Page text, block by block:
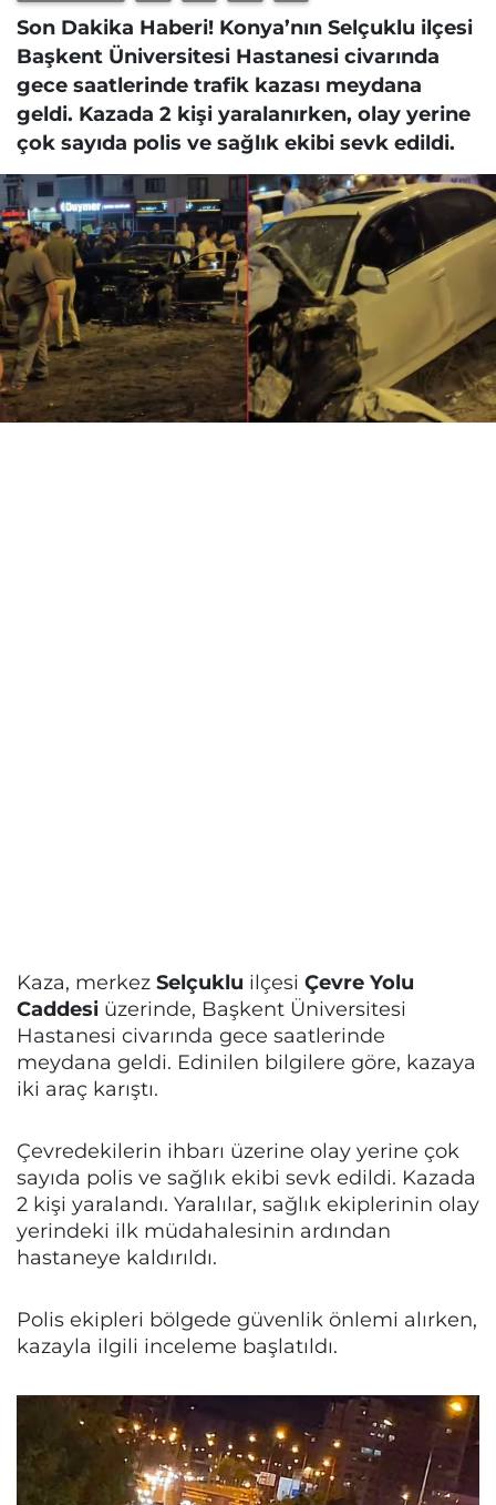
Son Dakika Haberi! Konya’nın Selçuklu ilçesi
Başkent Üniversitesi Hastanesi civarında
gece saatlerinde trafik kazası meydana
geldi. Kazada 2 kişi yaralanırken, olay yerine
çok sayıda polis ve sağlık ekibi sevk edildi.
Kaza, merkez Selçuklu ilçesi Çevre Yolu
Caddesi üzerinde, Başkent Üniversitesi
Hastanesi civarında gece saatlerinde
meydana geldi. Edinilen bilgilere göre, kazaya
iki araç karıştı.
Çevredekilerin ihbarı üzerine olay yerine çok
sayıda polis ve sağlık ekibi sevk edildi. Kazada
2 kişi yaralandı. Yaralılar, sağlık ekiplerinin olay
yerindeki ilk müdahalesinin ardından
hastaneye kaldırıldı.
Polis ekipleri bölgede güvenlik önlemi alırken,
kazayla ilgili inceleme başlatıldı.